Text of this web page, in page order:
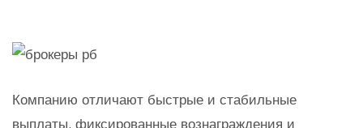
Компанию отличают быстрые и стабильные
выплаты, фиксированные вознаграждения и